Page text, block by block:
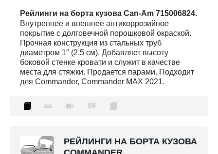
Рейлинги на борта кузова Can-Am 715006824.
Внутреннее и внешнее антикоррозийное
покрытие с долговечной порошковой окраской.
Прочная конструкция из стальных труб
диаметром 1″ (2,5 см). Добавляет высоту
боковой стенке кровати и служит в качестве
места для стяжки. Продается парами. Подходит
для Commander, Commander MAX 2021.
РЕЙЛИНГИ НА БОРТА КУЗОВА